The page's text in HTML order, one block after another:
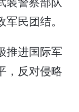
民团结。
进国际军
，反对侵略